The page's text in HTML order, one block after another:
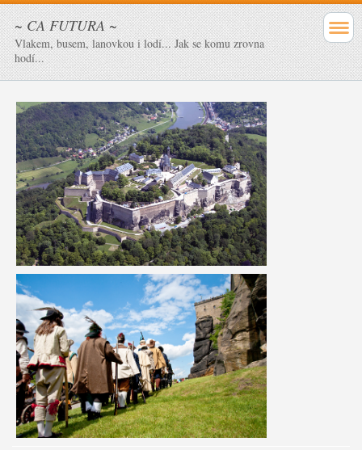
~ CA FUTURA ~
Vlakem, busem, lanovkou i lodí... Jak se komu zrovna
hodí...